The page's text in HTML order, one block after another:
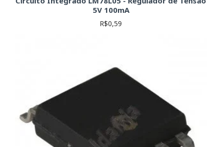
5V 100mA
R$0,59